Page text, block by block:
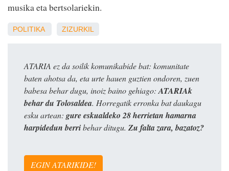
musika eta bertsolariekin.
POLITIKA ZIZURKIL
ATARIA ez da soilik komunikabide bat: komunitate
baten ahotsa da, eta urte hauen guztien ondoren, zuen
babesa behar dugu, inoiz baino gehiago:ATARIAk
behar du Tolosaldea. Horregatik erronka bat daukagu
esku artean: gure eskualdeko 28 herrietan hamarna
harpidedun berribehar ditugu. Zu falta zara, bazatoz?
EGIN ATARIKIDE!